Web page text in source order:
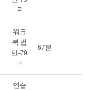
P
워크
북 법
인-79
P
67분
연습